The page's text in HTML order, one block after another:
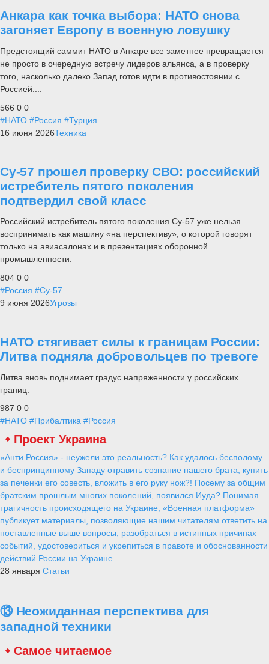
Анкара как точка выбора: НАТО снова
загоняет Европу в военную ловушку
Предстоящий саммит НАТО в Анкаре все заметнее превращается
не просто в очередную встречу лидеров альянса, а в проверку
того, насколько далеко Запад готов идти в противостоянии с
Россией....
566 0 0
#НАТО #Россия #Турция
16 июня 2026Техника
Су-57 прошел проверку СВО: российский
истребитель пятого поколения
подтвердил свой класс
Российский истребитель пятого поколения Су-57 уже нельзя
воспринимать как машину «на перспективу», о которой говорят
только на авиасалонах и в презентациях оборонной
промышленности.
804 0 0
#Россия #Су-57
9 июня 2026Угрозы
НАТО стягивает силы к границам России:
Литва подняла добровольцев по тревоге
Литва вновь поднимает градус напряженности у российских
границ.
987 0 0
#НАТО #Прибалтика #Россия
Проект Украина
«Анти Россия» - неужели это реальность? Как удалось бесполому
и беспринципному Западу отравить сознание нашего брата, купить
за печенки его совесть, вложить в его руку нож?! Посему за общим
братским прошлым многих поколений, появился Иуда? Понимая
трагичность происходящего на Украине, «Военная платформа»
публикует материалы, позволяющие нашим читателям ответить на
поставленные выше вопросы, разобраться в истинных причинах
событий, удостовериться и укрепиться в правоте и обоснованности
действий России на Украине.
28 января Статьи
⑬ Неожиданная перспектива для
западной техники
Самое читаемое